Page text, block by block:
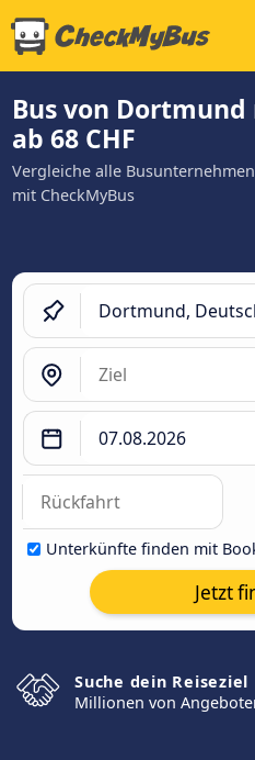
Bus von
ab 68 CHF
Vergleiche alle
mit CheckMyBus
Unterkünfte finden mit
Jetzt
Suche dein Reiseziel
Millionen von